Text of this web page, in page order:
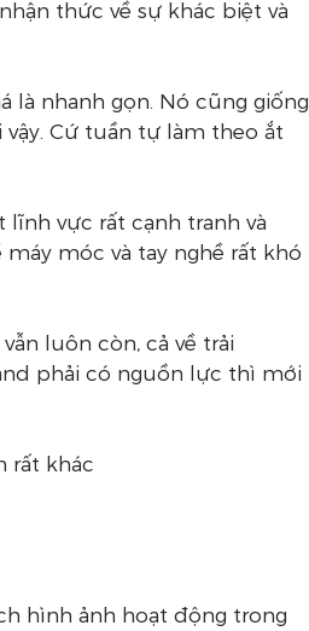
thức về sự khác biệt và
là nhanh gọn. Nó cũng giống
Cứ tuần tự làm theo ắt
vực rất cạnh tranh và
móc và tay nghề rất khó
luôn còn, cả về trải
phải có nguồn lực thì mới
rất khác
hình ảnh hoạt động trong